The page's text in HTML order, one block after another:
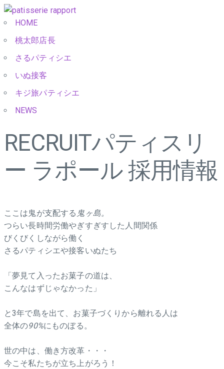
HOME
桃太郎店長
さるパティシエ
いぬ接客
キジ旅パティシエ
NEWS
RECRUITパティスリ
ー ラポール 採用情報
ここは鬼が支配する 鬼ヶ島。
つらい長時間労働やぎすぎすした人間関係
びくびくしながら働く
さるパティシエや接客いぬたち
「夢見て入ったお菓子の道は、
こんなはずじゃなかった」
と3年で島を出て、お菓子づくりから離れる人は
全体の90%にものぼる。
世の中は、働き方改革・・・
今こそ私たちが立ち上がろう！